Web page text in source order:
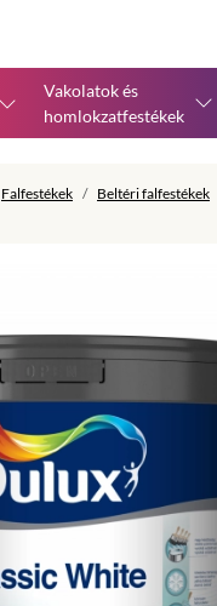
Vakolatok és
homlokzatfestékek
Falfestékek Beltéri falfestékek